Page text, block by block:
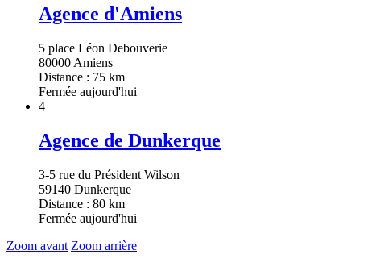
Agence d'Amiens
5 place Léon Debouverie
80000 Amiens
Distance : 75 km
Fermée aujourd'hui
4
Agence de Dunkerque
3-5 rue du Président Wilson
59140 Dunkerque
Distance : 80 km
Fermée aujourd'hui
Zoom avant Zoom arrière